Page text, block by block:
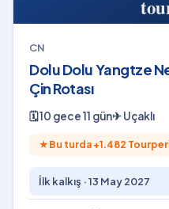
CN
Dolu Dolu Yangtze
Çin Rotası
🗓10 gece 11 gün✈Uçaklı
★ Bu turda +1.482
İlk kalkış ·13 May 2027